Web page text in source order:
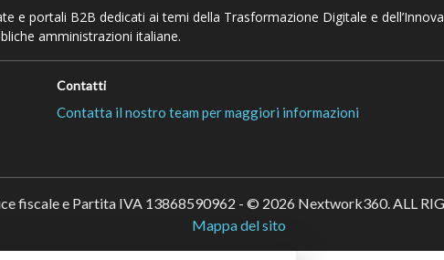
e portali B2B dedicati ai temi della Trasformazione Digitale e
amministrazioni italiane.
Contatti
Contatta il nostro team per maggiori informazioni
fiscale e Partita IVA 13868590962 - © 2026 Nextwork360. ALL
Mappa del sito